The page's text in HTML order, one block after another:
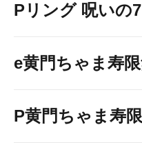
Pリング 呪いの
e黄門ちゃま寿
P黄門ちゃま寿